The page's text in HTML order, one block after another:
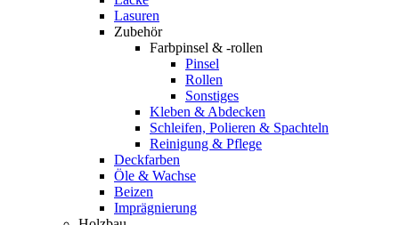
Lasuren
Zubehör
Farbpinsel & -rollen
Pinsel
Rollen
Sonstiges
Kleben & Abdecken
Schleifen, Polieren & Spachteln
Reinigung & Pflege
Deckfarben
Öle & Wachse
Beizen
Imprägnierung